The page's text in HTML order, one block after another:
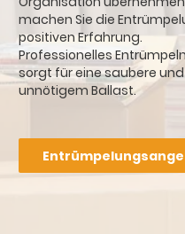
machen Sie die
positiven Erfahrung.
Professionelles
sorgt für eine saubere
unnötigem Ballast.